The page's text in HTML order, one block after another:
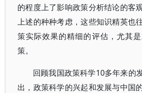
的程度上了影响政策分析结论的客
上述的种种考虑，这些知识精英也
策实际效果的精细的评估，尤其
策。
回顾我国政策科学10多年来的
出，政策科学的兴起和发展与中国